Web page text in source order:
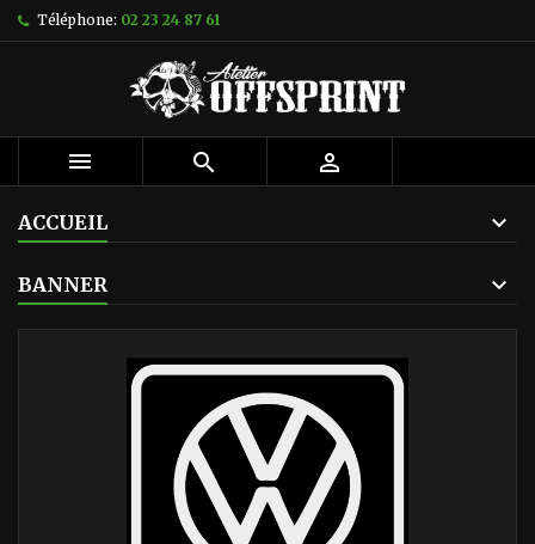
Téléphone: 02 23 24 87 61
  
ACCUEIL
BANNER